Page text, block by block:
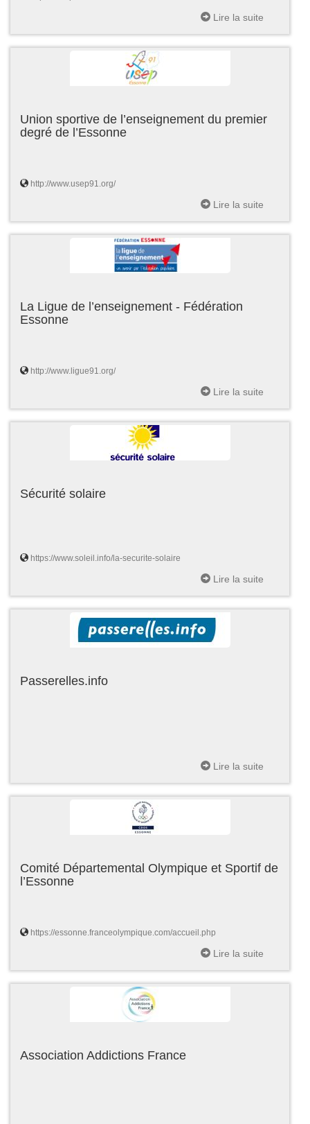
Lire la suite
Union sportive de l’enseignement du premier
degré de l’Essonne
http://www.usep91.org/
Lire la suite
La Ligue de l’enseignement - Fédération
Essonne
http://www.ligue91.org/
Lire la suite
Sécurité solaire
https://www.soleil.info/la-securite-solaire
Lire la suite
Passerelles.info
Lire la suite
Comité Départemental Olympique et Sportif de
l’Essonne
https://essonne.franceolympique.com/accueil.php
Lire la suite
Association Addictions France